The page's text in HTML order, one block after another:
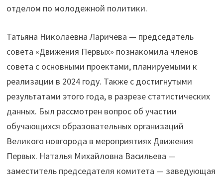
отделом по молодежной политики.
Татьяна Николаевна Ларичева — председатель
совета «Движения Первых» познакомила членов
совета с основными проектами, планируемыми к
реализации в 2024 году. Также с достигнутыми
результатами этого года, в разрезе статистических
данных. Был рассмотрен вопрос об участии
обучающихся образовательных организаций
Великого новгорода в мероприятиях Движения
Первых. Наталья Михайловна Васильева —
заместитель председателя комитета — заведующая